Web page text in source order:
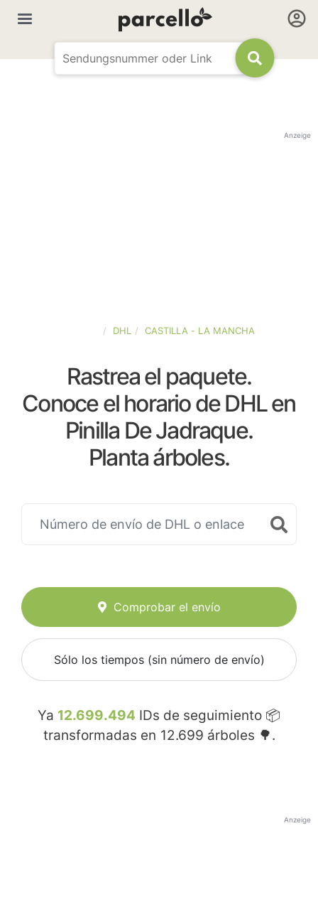
Anzeige
DHL CASTILLA - LA MANCHA
Rastrea el paquete.
Conoce el horario de DHL en
Pinilla De Jadraque.
Planta árboles.
Comprobar el envío
Sólo los tiempos (sin número de envío)
Ya 12.699.494 IDs de seguimiento 📦
transformadas en 12.699 árboles 🌳.
Anzeige